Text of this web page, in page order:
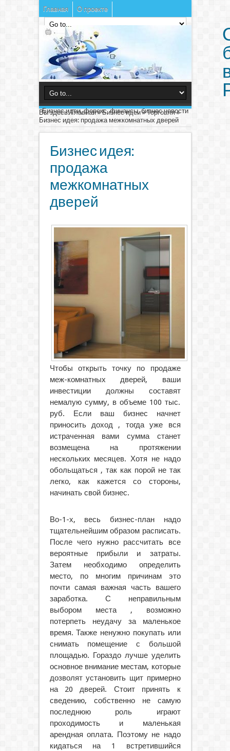
Главная О проекте
Бизнес идеи, форекс, финансы, бизнес новости
Вы здесь:Главная»Бизнес идеи»Торговля»
Бизнес идея: продажа межкомнатных дверей
Бизнес идея:
продажа
межкомнатных
дверей
Чтобы открыть точку по продаже
меж-комнатных дверей, ваши
инвестиции должны составят
немалую сумму, в объеме 100 тыс.
руб. Если ваш бизнес начнет
приносить доход , тогда уже вся
истраченная вами сумма станет
возмещена на протяжении
нескольких месяцев. Хотя не надо
обольщаться , так как порой не так
легко, как кажется со стороны,
начинать свой бизнес.
Во-1-х, весь бизнес-план надо
тщательнейшим образом расписать.
После чего нужно рассчитать все
вероятные прибыли и затраты.
Затем необходимо определить
место, по многим причинам это
почти самая важная часть вашего
заработка. С неправильным
выбором места , возможно
потерпеть неудачу за маленькое
время. Также ненужно покупать или
снимать помещение с большой
площадью. Гораздо лучше уделить
основное внимание местам, которые
дозволят установить щит примерно
на 20 дверей. Стоит принять к
сведению, собственно не самую
последнюю роль играют
проходимость и маленькая
арендная оплата. Поэтому не надо
кидаться на 1 встретившийся